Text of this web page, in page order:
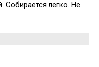
Собирается легко. Не